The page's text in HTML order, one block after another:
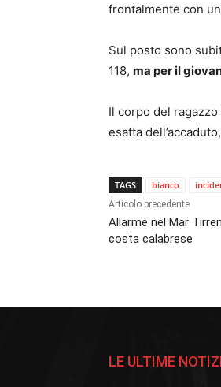
frontalmente con
Sul posto sono
118, ma per il
Il corpo del
esatta
TAGS bianco
Articolo precedente
Allarme nel Mar
costa calabrese
LE ULTIME